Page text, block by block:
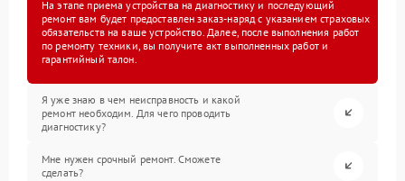
На этапе приема устройства на диагностику и последующий
ремонт вам будет предоставлен заказ-наряд с указанием страховых
обязательств на ваше устройство. Далее, после выполнения работ
по ремонту техники, вы получите акт выполненных работ и
гарантийный талон.
Я уже знаю в чем неисправность и какой
ремонт необходим. Для чего проводить
диагностику?
Мне нужен срочный ремонт. Сможете
сделать?